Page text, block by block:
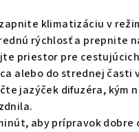
klimatizáciu v
rýchlosť a prepnite
priestor pre
alebo do strednej časti
jazýček difuzéra, kým
aby prípravok dobre